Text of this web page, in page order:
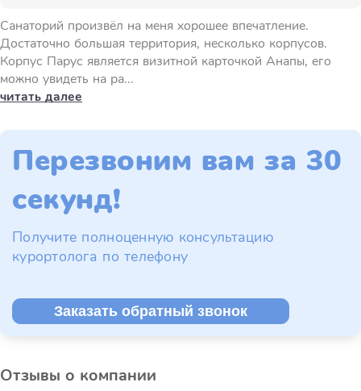
Санаторий произвёл на меня хорошее впечатление.
Достаточно большая территория, несколько корпусов.
Корпус Парус является визитной карточкой Анапы, его
можно увидеть на ра...
читать далее
Перезвоним вам за 30
секунд!
Получите полноценную консультацию
курортолога по телефону
Заказать обратный звонок
Отзывы о компании